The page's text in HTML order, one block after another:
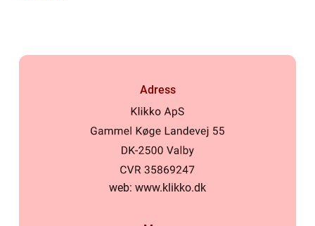
Adress
web: www.klikko.dk